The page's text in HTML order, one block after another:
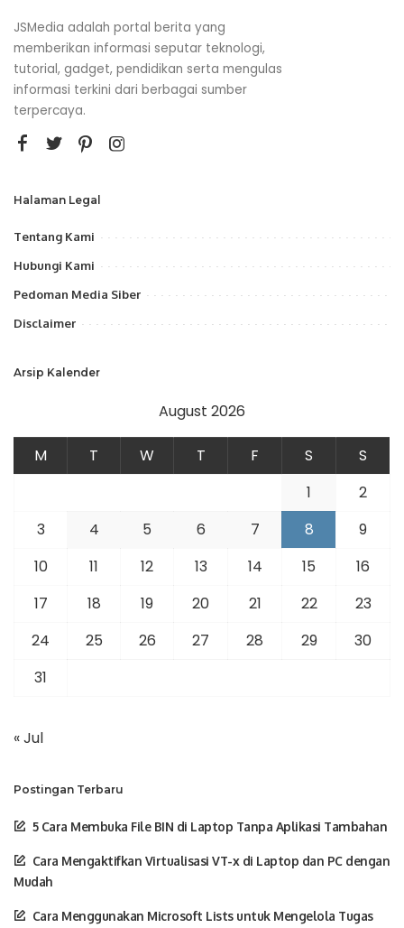
JSMedia adalah portal berita yang
memberikan informasi seputar teknologi,
tutorial, gadget, pendidikan serta mengulas
informasi terkini dari berbagai sumber
terpercaya.
Halaman Legal
Tentang Kami
Hubungi Kami
Pedoman Media Siber
Disclaimer
Arsip Kalender
August 2026
M T W T F S
S
1
2
3
4 5 6 7 8
9
10
11 12 13 14 15
16
17
18 19 20 21 22
23
24
25 26 27 28 29
30
31
« Jul
Postingan Terbaru
5 Cara Membuka File BIN di Laptop Tanpa Aplikasi Tambahan
Cara Mengaktifkan Virtualisasi VT-x di Laptop dan PC dengan
Mudah
Cara Menggunakan Microsoft Lists untuk Mengelola Tugas